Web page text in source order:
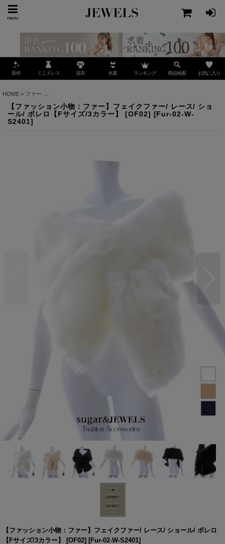
menu
新作 ミニドレス 浴衣 水着 ランキング 商品検索 お気に入り
HOME > ファー
【ファッション小物：ファー】フェイクファー/ レース/ ショ
ール/ ボレロ【Fサイズ/3カラー】 [OF02] [Fur-02-W-
S2401]
【ファッション小物：ファー】フェイクファー/ レース/ ショール/ ボレロ
【Fサイズ/3カラー】 [OF02] [Fur-02-W-S2401]